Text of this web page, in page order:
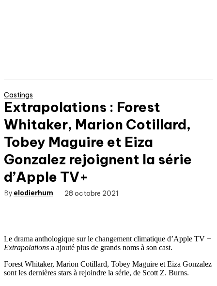
Castings
Extrapolations : Forest
Whitaker, Marion Cotillard,
Tobey Maguire et Eiza
Gonzalez rejoignent la série
d’Apple TV+
By elodierhum 28 octobre 2021
Le drama anthologique sur le changement climatique d’Apple TV +
Extrapolations a ajouté plus de grands noms à son cast.
Forest Whitaker, Marion Cotillard, Tobey Maguire et Eiza Gonzalez
sont les dernières stars à rejoindre la série, de Scott Z. Burns.